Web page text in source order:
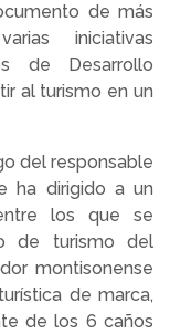
de más
iniciativas
de Desarrollo
al turismo en un
del responsable
ha dirigido a un
los que se
de turismo del
montisonense
de marca,
de los 6 caños